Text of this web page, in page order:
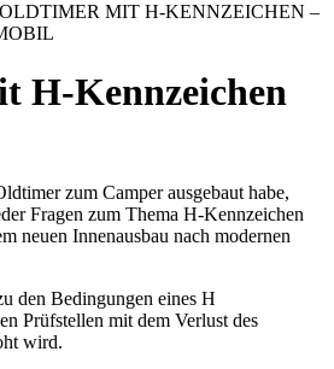
OLDTIMER MIT H-KENNZEICHEN –
H-Kennzeichen
zum Camper ausgebaut habe,
Fragen zum Thema H-Kennzeichen
neuen Innenausbau nach modernen
den Bedingungen eines H
Prüfstellen mit dem Verlust des
wird.